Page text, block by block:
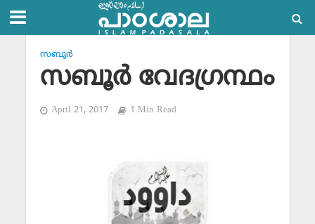
സബൂര്‍
സബൂര്‍ വേദഗ്രന്ഥം
April 21, 2017 1 Min Read